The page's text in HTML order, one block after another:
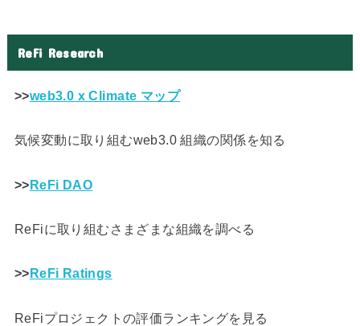
ReFi Research
>>web3.0 x Climate マップ
気候変動に取り組むweb3.0 組織の関係を知る
>>ReFi DAO
ReFiに取り組むさまざまな組織を調べる
>> ReFi Ratings
ReFiプロジェクトの評価ランキングを見る